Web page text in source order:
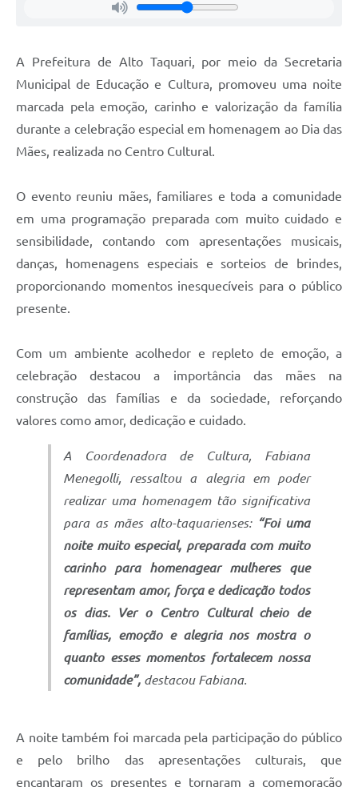
A Prefeitura de Alto Taquari, por meio da Secretaria
Municipal de Educação e Cultura, promoveu uma noite
marcada pela emoção, carinho e valorização da família
durante a celebração especial em homenagem ao Dia das
Mães, realizada no Centro Cultural.
O evento reuniu mães, familiares e toda a comunidade
em uma programação preparada com muito cuidado e
sensibilidade, contando com apresentações musicais,
danças, homenagens especiais e sorteios de brindes,
proporcionando momentos inesquecíveis para o público
presente.
Com um ambiente acolhedor e repleto de emoção, a
celebração destacou a importância das mães na
construção das famílias e da sociedade, reforçando
valores como amor, dedicação e cuidado.
A Coordenadora de Cultura, Fabiana
Menegolli, ressaltou a alegria em poder
realizar uma homenagem tão significativa
para as mães alto-taquarienses: “Foi uma
noite muito especial, preparada com muito
carinho para homenagear mulheres que
representam amor, força e dedicação todos
os dias. Ver o Centro Cultural cheio de
famílias, emoção e alegria nos mostra o
quanto esses momentos fortalecem nossa
comunidade”, destacou Fabiana.
A noite também foi marcada pela participação do público
e pelo brilho das apresentações culturais, que
encantaram os presentes e tornaram a comemoração